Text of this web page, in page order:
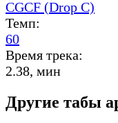
CGCF (Drop C)
Темп:
60
Время трека:
2.38, мин
Другие табы